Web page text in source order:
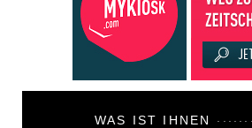
WAS IST IHNEN